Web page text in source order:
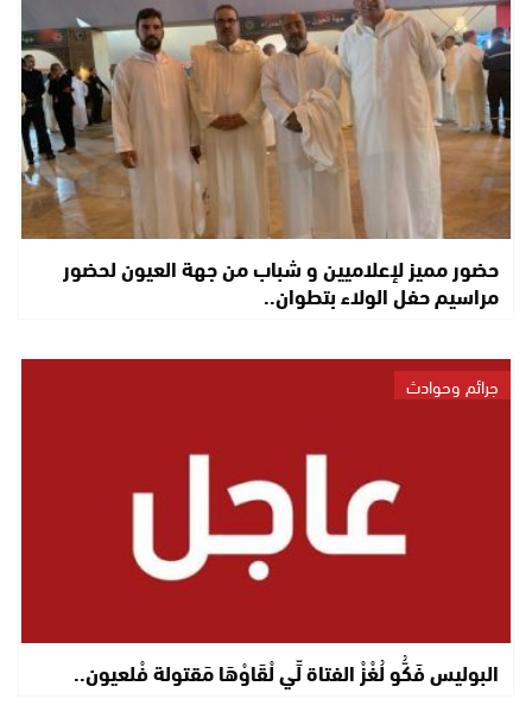
حضور مميز لإعلاميين و شباب من جهة العيون لحضور
مراسيم حفل الولاء بتطوان..
جرائم وحوادث
البوليس فَكُّو لُغْزْ الفتاة لِّي لْقَاوْهَا مَقتولة فْلعيون..